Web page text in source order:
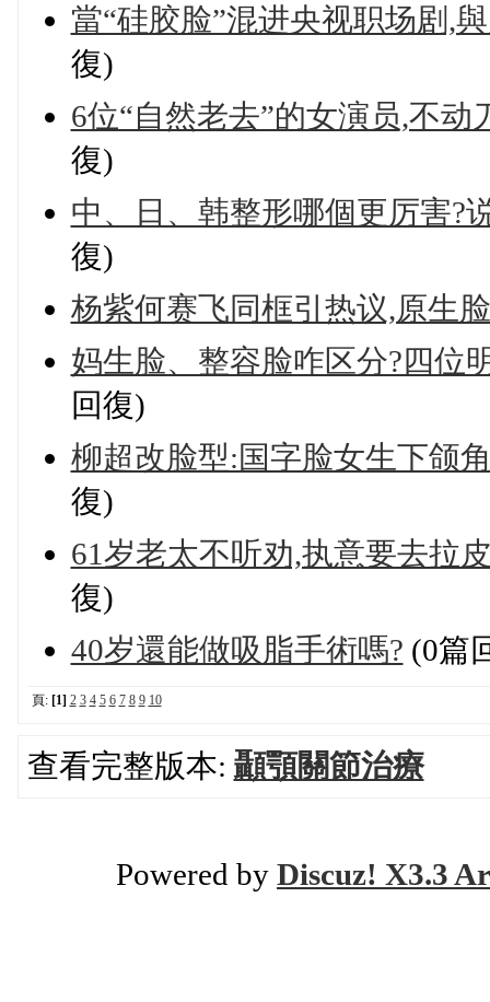
當“硅胶脸”混进央视职场剧,
復)
6位“自然老去”的女演员,不
復)
中、日、韩整形哪個更厉害?
復)
杨紫何赛飞同框引热议,原生
妈生脸、整容脸咋区分?四位
回復)
柳超改脸型:国字脸女生下颌
復)
61岁老太不听劝,执意要去拉
復)
40岁還能做吸脂手術嗎? (0篇
頁: [1] 2 3 4 5 6 7 8 9 10
查看完整版本: 顳顎關節治療
Powered by Discuz! X3.3